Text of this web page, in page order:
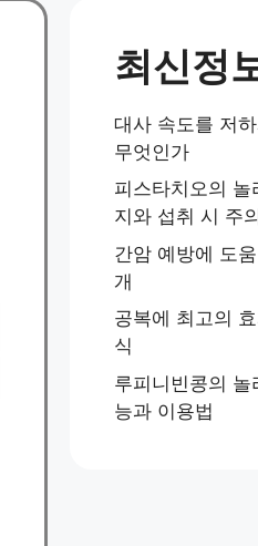
최신정
대사 속도를 저
무엇인가
피스타치오의
지와 섭취 시 주
간암 예방에 도
개
공복에 최고의
식
루피니빈콩의
능과 이용법